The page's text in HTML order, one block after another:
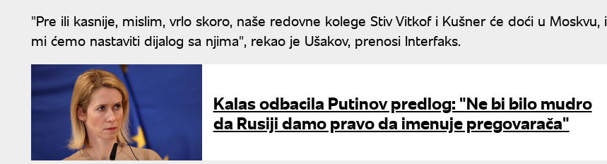
"Pre ili kasnije, mislim, vrlo skoro, naše redovne kolege Stiv Vitkof i Kušner će doći u Moskvu, i
mi ćemo nastaviti dijalog sa njima", rekao je Ušakov, prenosi Interfaks.
Kalas odbacila Putinov predlog: "Ne bi bilo mudro
da Rusiji damo pravo da imenuje pregovarača"